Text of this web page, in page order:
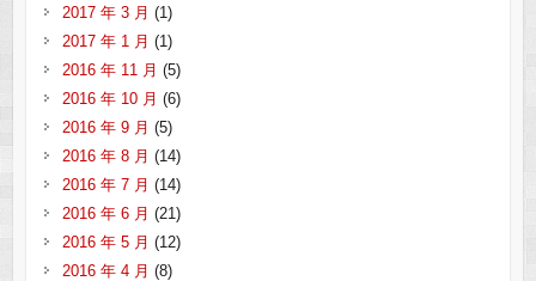
2017 年 3 月 (1)
2017 年 1 月 (1)
2016 年 11 月 (5)
2016 年 10 月 (6)
2016 年 9 月 (5)
2016 年 8 月 (14)
2016 年 7 月 (14)
2016 年 6 月 (21)
2016 年 5 月 (12)
2016 年 4 月 (8)